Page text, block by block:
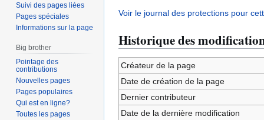
Voir le journal des protections pour
Historique des
Créateur de la page
Date de création de la page
Dernier contributeur
Date de la dernière modification
Suivi des pages liées
Pages spéciales
Informations sur la page
Big brother
Pointage des
contributions
Nouvelles pages
Pages populaires
Qui est en ligne?
Toutes les pages